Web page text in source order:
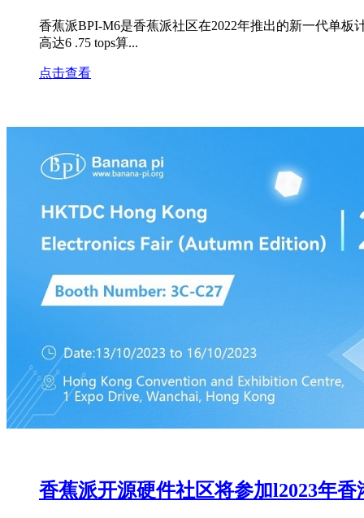
香蕉派BPI-M6是香蕉派社区在2022年推出的新一代单板
高达6 .75 tops算...
点击查看
香蕉派开源硬件社区将参加l2023年